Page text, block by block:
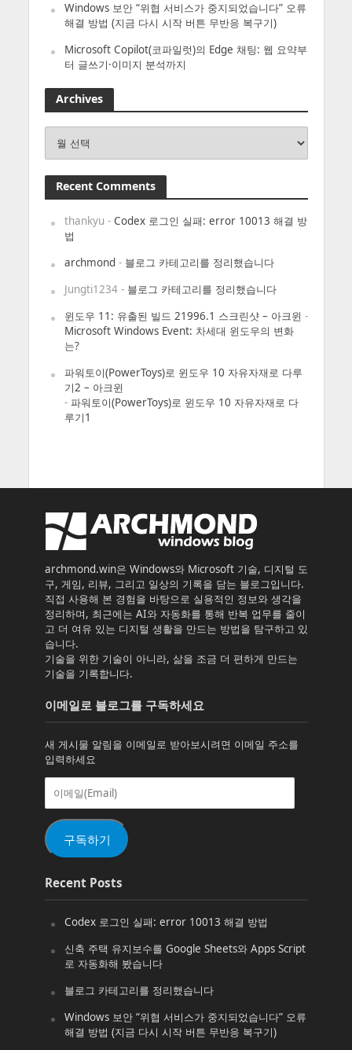
Windows 보안 “위협 서비스가 중지되었습니다” 오류
해결 방법 (지금 다시 시작 버튼 무반응 복구기)
Microsoft Copilot(코파일럿)의 Edge 채팅: 웹 요약부
터 글쓰기·이미지 분석까지
Archives
Recent Comments
thankyu - Codex 로그인 실패: error 10013 해결 방
법
archmond- 블로그 카테고리를 정리했습니다
Jungti1234- 블로그 카테고리를 정리했습니다
윈도우 11: 유출된 빌드 21996.1 스크린샷 – 아크윈 -
Microsoft Windows Event: 차세대 윈도우의 변화
는?
파워토이(PowerToys)로 윈도우 10 자유자재로 다루
기2 – 아크윈
- 파워토이(PowerToys)로 윈도우 10 자유자재로 다
루기1
archmond.win은 Windows와 Microsoft 기술, 디지털 도
구, 게임, 리뷰, 그리고 일상의 기록을 담는 블로그입니다.
직접 사용해 본 경험을 바탕으로 실용적인 정보와 생각을
정리하며, 최근에는 AI와 자동화를 통해 반복 업무를 줄이
고 더 여유 있는 디지털 생활을 만드는 방법을 탐구하고 있
습니다.
기술을 위한 기술이 아니라, 삶을 조금 더 편하게 만드는
기술을 기록합니다.
이메일로 블로그를 구독하세요
새 게시물 알림을 이메일로 받아보시려면 이메일 주소를
입력하세요
이
일
(Email)
구독하기
Recent Posts
Codex 로그인 실패: error 10013 해결 방법
신축 주택 유지보수를 Google Sheets와 Apps Script
로 자동화해 봤습니다
블로그 카테고리를 정리했습니다
Windows 보안 “위협 서비스가 중지되었습니다” 오류
해결 방법 (지금 다시 시작 버튼 무반응 복구기)